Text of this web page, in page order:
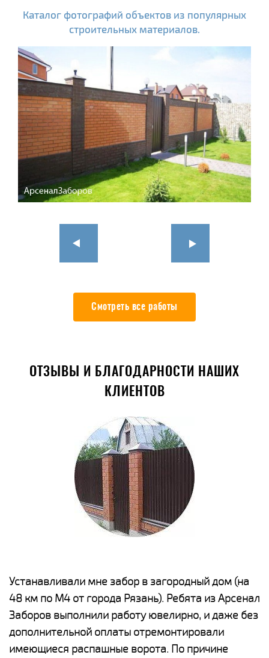
Каталог фотографий объектов из популярных
строительных материалов.
Смотреть все работы
ОТЗЫВЫ И БЛАГОДАРНОСТИ НАШИХ
КЛИЕНТОВ
Устанавливали мне забор в загородный дом (на
48 км по М4 от города Рязань). Ребята из Арсенал
Заборов выполнили работу ювелирно, и даже без
дополнительной оплаты отремонтировали
имеющиеся распашные ворота. По причине